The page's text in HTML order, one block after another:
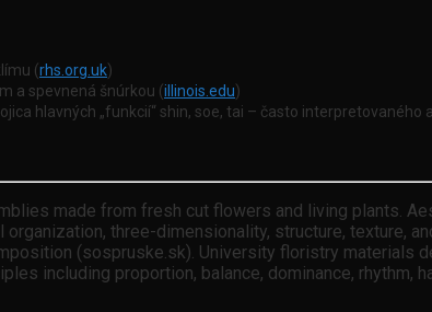
(rhs.org.uk)
a spevnená šnúrkou (illinois.edu)
hlavných „funkcií“ shin, soe, tai – často
made from fresh cut flowers and living plants.
three-dimensionality, structure, texture,
(sospruske.sk). University floristry materials
including proportion, balance, dominance, rhythm,